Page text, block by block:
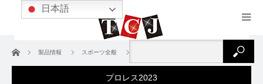
ホーム 製品情報 スポーツ全般
プロレス2023
日本語